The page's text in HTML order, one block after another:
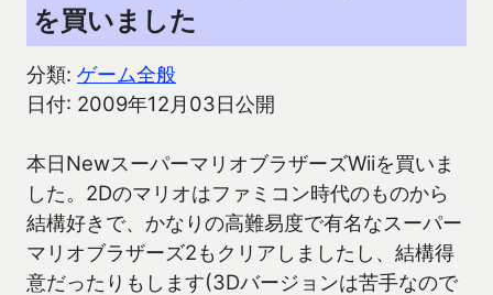
を買いました
分類: ゲーム全般
日付: 2009年12月03日公開
本日NewスーパーマリオブラザーズWiiを買いま
した。2Dのマリオはファミコン時代のものから
結構好きで、かなりの高難易度で有名なスーパー
マリオブラザーズ2もクリアしましたし、結構得
意だったりもします(3Dバージョンは苦手なので